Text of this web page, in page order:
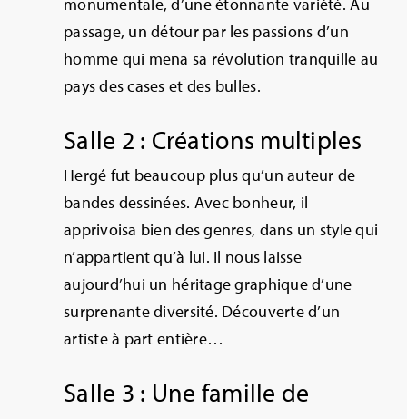
monumentale, d’une étonnante variété. Au
passage, un détour par les passions d’un
homme qui mena sa révolution tranquille au
pays des cases et des bulles.
Salle 2 : Créations multiples
Hergé fut beaucoup plus qu’un auteur de
bandes dessinées. Avec bonheur, il
apprivoisa bien des genres, dans un style qui
n’appartient qu’à lui. Il nous laisse
aujourd’hui un héritage graphique d’une
surprenante diversité. Découverte d’un
artiste à part entière…
Salle 3 : Une famille de